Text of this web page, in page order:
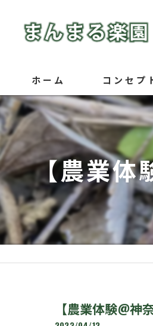
ホーム コンセプ
【農業体
【農業体験@